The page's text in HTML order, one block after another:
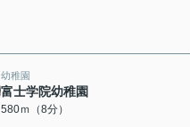
幼稚園
富士学院幼稚園
580ｍ（8分）